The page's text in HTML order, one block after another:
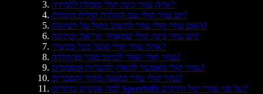
איזה עוזר בינה קולי מומלץ ללמידה?
יש עוזר קולי עם הקלדה קולית חינמית?
האם עוזר קולי עוזר לחשוב בקול על רעיונות?
יש עוזר בינה קולי שמאחד קריאה וכתיבה?
איזה עוזר קולי פועל בכל מכשיר?
עוזר קולי יעזור לכתוב מהר מהקלדה?
עוזר קולי מאפשר להאזין להערות ומסמכים?
עוזר קולי עוזר במענה מהיר והסברים?
למה אנשים בוחרים Speechify על פני עוזרי קול ותיקים?